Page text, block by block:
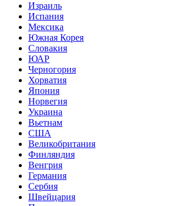
Израиль
Испания
Мексика
Южная Корея
Словакия
ЮАР
Черногория
Хорватия
Япония
Норвегия
Украина
Вьетнам
США
Великобритания
Финляндия
Венгрия
Германия
Сербия
Швейцария